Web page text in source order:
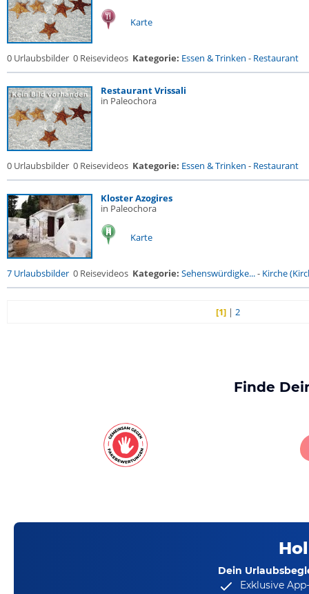
Karte
0 Urlaubsbilder 0 Reisevideos Kategorie: Essen & Trinken - Restaurant
Restaurant Vrissali
in Paleochora
0 Urlaubsbilder 0 Reisevideos Kategorie: Essen & Trinken - Restaurant
Kloster Azogires
in Paleochora
Karte
7 Urlaubsbilder 0 Reisevideos Kategorie: Sehenswürdigke...- Kirche
[1] |2
Finde
Dein
Exklusive